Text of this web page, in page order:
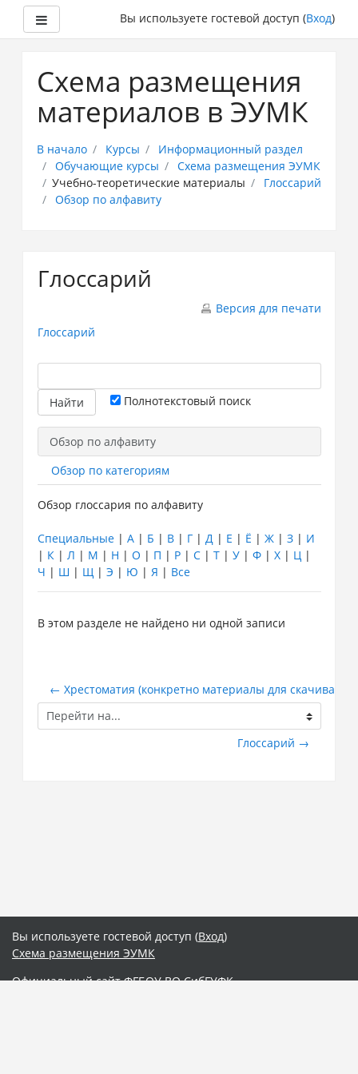
основному
Боковая панельВы используете гостевой доступ (Вход)
Схема размещения
материалов в ЭУМК
В начало Курсы
Информационный раздел
Обучающие курсы
Схема размещения ЭУМК
Учебно-теоретические материалы
Глоссарий
Обзор по алфавиту
Глоссарий
Версия для печати
Глоссарий
Полнотекстовый поиск
Обзор по алфавиту
Обзор по категориям
Обзор глоссария по алфавиту
Специальные| А| Б | В| Г| Д| Е | Ё | Ж| З| И
| К| Л | М | Н | О | П | Р| С| Т| У| Ф| Х| Ц|
Ч | Ш | Щ| Э | Ю | Я | Все
В этом разделе не найдено ни одной записи
← Хрестоматия (конкретно материалы для скачивания)
Перейти
на...
Глоссарий →
Вы используете гостевой доступ (Вход)
Схема размещения ЭУМК
Официальный сайт ФГБОУ ВО СибГУФК